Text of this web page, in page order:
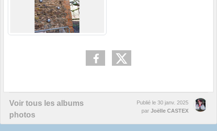
Voir tous les albums
photos
Publié le 30 janv. 2025
par Joëlle CASTEX